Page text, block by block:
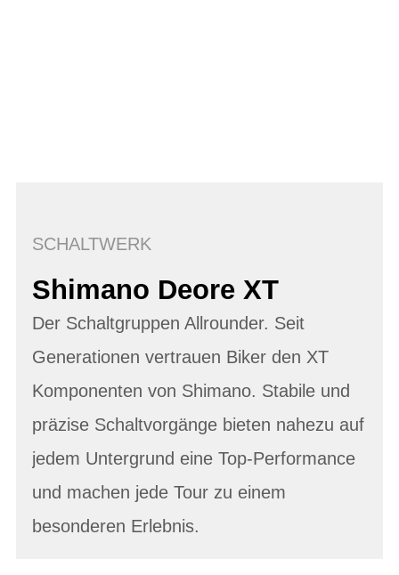
SCHALTWERK
Shimano Deore XT
Der Schaltgruppen Allrounder. Seit
Generationen vertrauen Biker den XT
Komponenten von Shimano. Stabile und
präzise Schaltvorgänge bieten nahezu auf
jedem Untergrund eine Top-Performance
und machen jede Tour zu einem
besonderen Erlebnis.